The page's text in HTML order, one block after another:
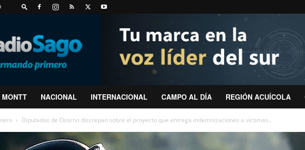
MONTT NACIONAL INTERNACIONAL CAMPO AL DÍA REGIÓN ACUÍCOLA
Diputados de Osorno discrepan sobre el proyecto que entrega indemnizaciones a víctimas...